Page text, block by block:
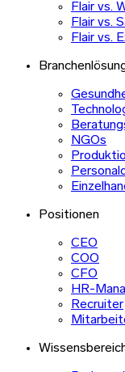
Flair vs.
Flair vs.
Flair vs.
NGOs
Positionen
CEO
COO
CFO
HR-
Recruiter